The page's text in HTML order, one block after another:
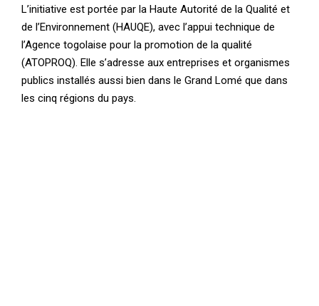
L’initiative est portée par la Haute Autorité de la Qualité et
de l’Environnement (HAUQE), avec l’appui technique de
l’Agence togolaise pour la promotion de la qualité
(ATOPROQ). Elle s’adresse aux entreprises et organismes
publics installés aussi bien dans le Grand Lomé que dans
les cinq régions du pays.